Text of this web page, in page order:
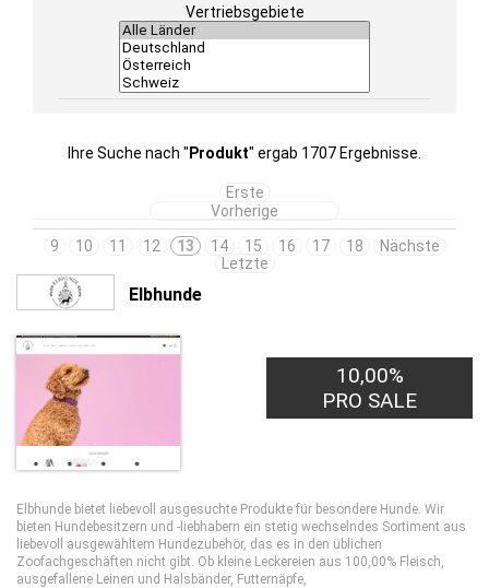
Vertriebsgebiete
Ihre Suche nach " Produkt" ergab 1707 Ergebnisse.
Erste
Vorherige
9
10 11 12 13 14 15 16 17 18
Nächste
Letzte
Elbhunde
10,00%
PRO SALE
Elbhunde bietet liebevoll ausgesuchte Produkte für besondere Hunde. Wir
bieten Hundebesitzern und -liebhabern ein stetig wechselndes Sortiment aus
liebevoll ausgewähltem Hundezubehör, das es in den üblichen
Zoofachgeschäften nicht gibt. Ob kleine Leckereien aus 100,00% Fleisch,
ausgefallene Leinen und Halsbänder, Futternäpfe,